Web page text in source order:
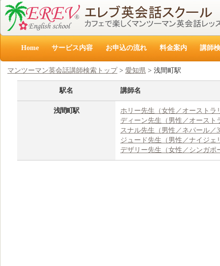
Home サービス内容 お申込の流れ 料金案内 講師
マンツーマン英会話講師検索トップ > 愛知県 > 浅間町駅
駅名 講師名
浅間町駅
ホリー先生（女性／オーストラ
ディーン先生（男性／オースト
スナル先生（男性／ネパール／
ジュード先生（男性／ナイジェ
デザリー先生（女性／シンガポ